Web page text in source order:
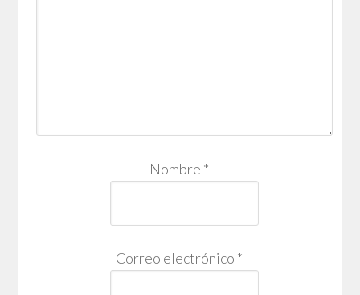
Nombre *
Correo electrónico *